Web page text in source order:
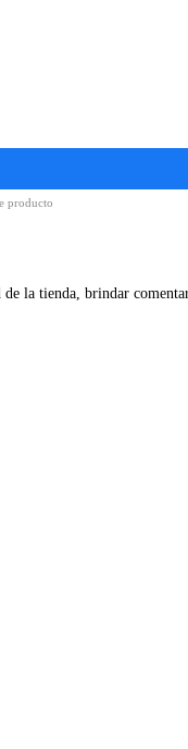
producto
la tienda, brindar